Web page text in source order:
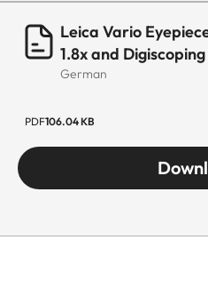
Leica Vario
1.8x and
German
PDF106.04 KB